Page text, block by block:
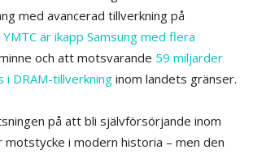
med avancerad tillverkning på
YMTC är ikapp Samsung med flera
och att motsvarande 59 miljarder
i DRAM-tillverkning inom landets gränser.
på att bli självförsörjande inom
motstycke i modern historia – men den